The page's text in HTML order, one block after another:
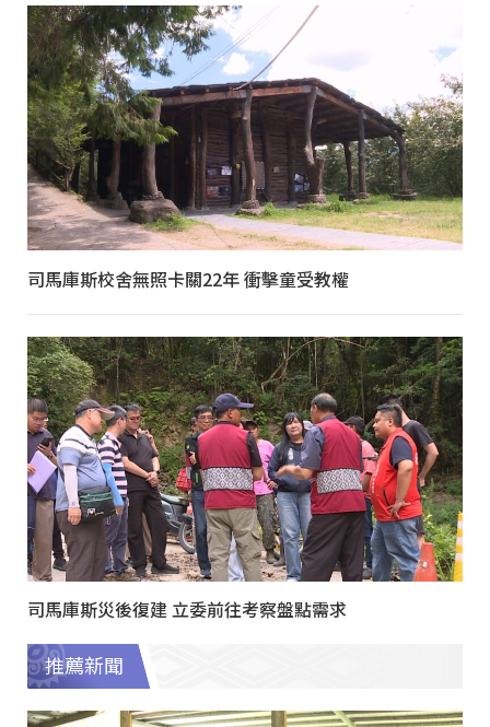
司馬庫斯校舍無照卡關22年 衝擊童受教權
司馬庫斯災後復建 立委前往考察盤點需求
推薦新聞